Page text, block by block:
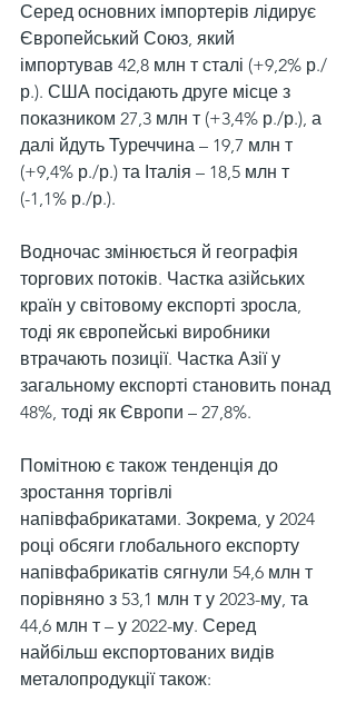
Серед основних імпортерів лідирує
Європейський Союз, який
імпортував 42,8 млн т сталі (+9,2% р./
р.). США посідають друге місце з
показником 27,3 млн т (+3,4% р./р.), а
далі йдуть Туреччина – 19,7 млн т
(+9,4% р./р.) та Італія – 18,5 млн т
(-1,1% р./р.).
Водночас змінюється й географія
торгових потоків. Частка азійських
країн у світовому експорті зросла,
тоді як європейські виробники
втрачають позиції. Частка Азії у
загальному експорті становить понад
48%, тоді як Європи – 27,8%.
Помітною є також тенденція до
зростання торгівлі
напівфабрикатами. Зокрема, у 2024
році обсяги глобального експорту
напівфабрикатів сягнули 54,6 млн т
порівняно з 53,1 млн т у 2023-му, та
44,6 млн т – у 2022-му. Серед
найбільш експортованих видів
металопродукції також: